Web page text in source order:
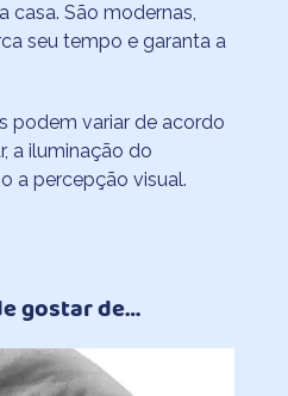
casa. São modernas,
seu tempo e garanta a
podem variar de acordo
a iluminação do
a percepção visual.
gostar de…